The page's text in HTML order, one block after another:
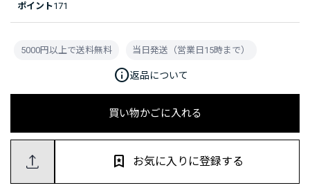
ポイント171
買い物かごに入れる
お気に入りに登録する
5000円以上で送料無料 当日発送（営業日15時まで）
info返品について